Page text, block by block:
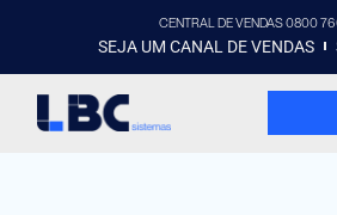
CENTRAL DE VENDAS 0800
SEJA UM CANAL DE VENDAS